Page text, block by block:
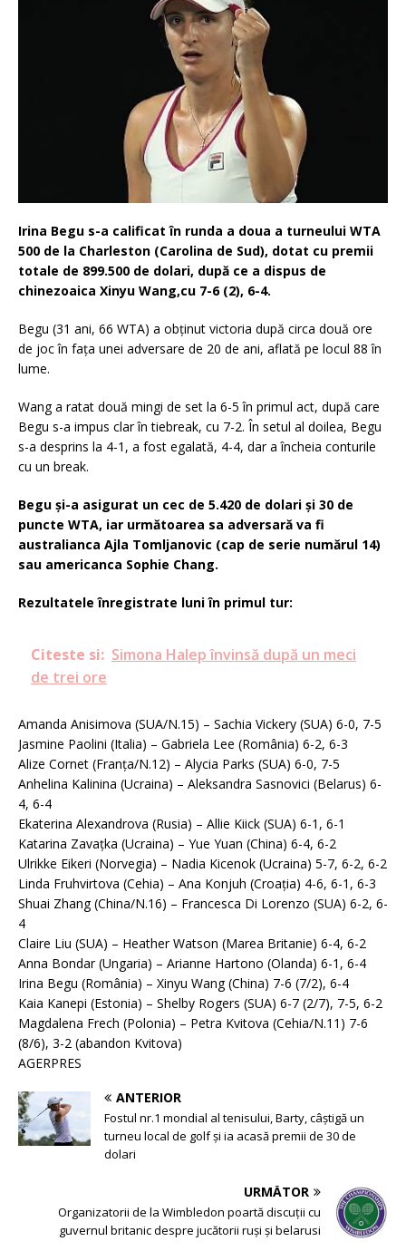
Irina Begu s-a calificat în runda a doua a turneului WTA
500 de la Charleston (Carolina de Sud), dotat cu premii
totale de 899.500 de dolari, după ce a dispus de
chinezoaica Xinyu Wang,cu 7-6 (2), 6-4.
Begu (31 ani, 66 WTA) a obţinut victoria după circa două ore
de joc în faţa unei adversare de 20 de ani, aflată pe locul 88 în
lume.
Wang a ratat două mingi de set la 6-5 în primul act, după care
Begu s-a impus clar în tiebreak, cu 7-2. În setul al doilea, Begu
s-a desprins la 4-1, a fost egalată, 4-4, dar a încheia conturile
cu un break.
Begu şi-a asigurat un cec de 5.420 de dolari şi 30 de
puncte WTA, iar următoarea sa adversară va fi
australianca Ajla Tomljanovic (cap de serie numărul 14)
sau americanca Sophie Chang.
Rezultatele înregistrate luni în primul tur:
Citeste si: Simona Halep învinsă după un meci
de trei ore
Amanda Anisimova (SUA/N.15) – Sachia Vickery (SUA) 6-0, 7-5
Jasmine Paolini (Italia) – Gabriela Lee (România) 6-2, 6-3
Alize Cornet (Franţa/N.12) – Alycia Parks (SUA) 6-0, 7-5
Anhelina Kalinina (Ucraina) – Aleksandra Sasnovici (Belarus) 6-
4, 6-4
Ekaterina Alexandrova (Rusia) – Allie Kiick (SUA) 6-1, 6-1
Katarina Zavaţka (Ucraina) – Yue Yuan (China) 6-4, 6-2
Ulrikke Eikeri (Norvegia) – Nadia Kicenok (Ucraina) 5-7, 6-2, 6-2
Linda Fruhvirtova (Cehia) – Ana Konjuh (Croaţia) 4-6, 6-1, 6-3
Shuai Zhang (China/N.16) – Francesca Di Lorenzo (SUA) 6-2, 6-
4
Claire Liu (SUA) – Heather Watson (Marea Britanie) 6-4, 6-2
Anna Bondar (Ungaria) – Arianne Hartono (Olanda) 6-1, 6-4
Irina Begu (România) – Xinyu Wang (China) 7-6 (7/2), 6-4
Kaia Kanepi (Estonia) – Shelby Rogers (SUA) 6-7 (2/7), 7-5, 6-2
Magdalena Frech (Polonia) – Petra Kvitova (Cehia/N.11) 7-6
(8/6), 3-2 (abandon Kvitova)
AGERPRES
ANTERIOR
Fostul nr.1 mondial al tenisului, Barty, câștigă un
turneu local de golf și ia acasă premii de 30 de
dolari
URMĂTOR
Organizatorii de la Wimbledon poartă discuții cu
guvernul britanic despre jucătorii ruși și belarusi